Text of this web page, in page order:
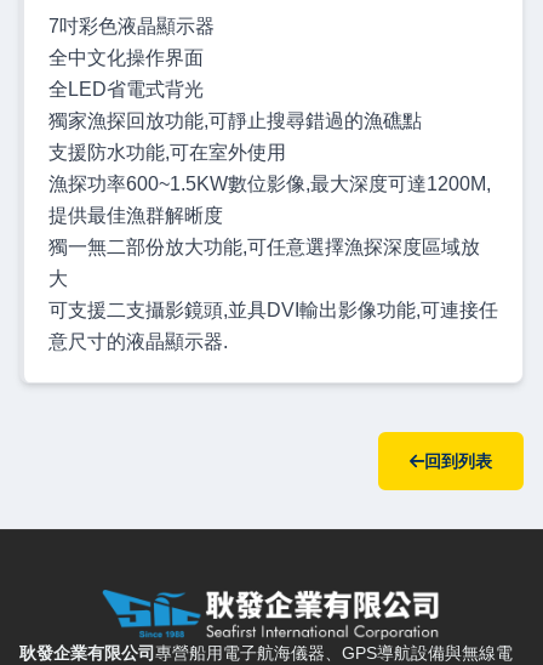
7吋彩色液晶顯示器
全中文化操作界面
全LED省電式背光
獨家漁探回放功能,可靜止搜尋錯過的漁礁點
支援防水功能,可在室外使用
漁探功率600~1.5KW數位影像,最大深度可達1200M,
提供最佳漁群解晰度
獨一無二部份放大功能,可任意選擇漁探深度區域放
大
可支援二支攝影鏡頭,並具DVI輸出影像功能,可連接任
意尺寸的液晶顯示器.
回到列表
耿發企業有限公司 — 網站概要、主導覽與聯絡方式
耿發企業有限公司專營船用電子航海儀器、GPS導航設備與無線電